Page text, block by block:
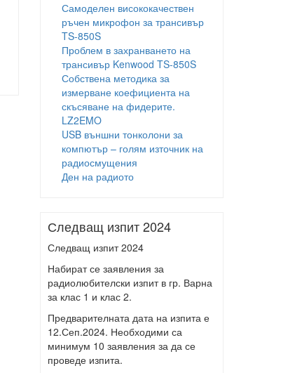
Самоделен висококачествен
ръчен микрофон за трансивър
TS-850S
Проблем в захранването на
трансивър Kenwood TS-850S
Собствена методика за
измерване коефициента на
скъсяване на фидерите.
LZ2EMO
USB външни тонколони за
компютър – голям източник на
радиосмущения
Ден на радиото
Следващ изпит 2024
Следващ изпит 2024
Набират се заявления за
радиолюбителски изпит в гр. Варна
за клас 1 и клас 2.
Предварителната дата на изпита е
12.Сеп.2024. Необходими са
минимум 10 заявления за да се
проведе изпита.